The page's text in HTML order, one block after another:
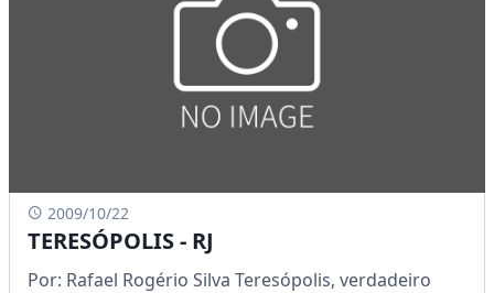
2009/10/22
TERESÓPOLIS - RJ
Por: Rafael Rogério Silva Teresópolis, verdadeiro